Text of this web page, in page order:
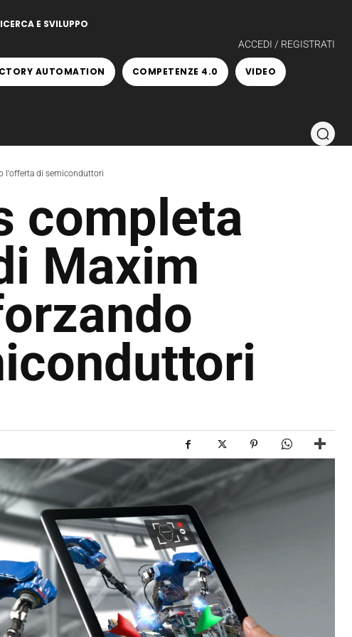
E SVILUPPO
ACCEDI / REGISTRATI
AUTOMATION COMPETENZE 4.0 VIDEO
l'offerta di semiconduttori
completa
Maxim